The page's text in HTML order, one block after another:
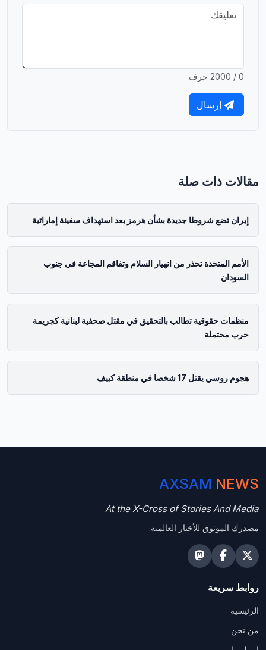
0 / 2000 حرف
إرسال
مقالات ذات صلة
إيران تضع شروطا جديدة بشأن هرمز بعد استهداف سفينة إماراتية
الأمم المتحدة تحذر من انهيار السلام وتفاقم المجاعة في جنوب
السودان
منظمات حقوقية تطالب بالتحقيق في مقتل صحفية لبنانية كجريمة
حرب محتملة
هجوم روسي يقتل 17 شخصا في منطقة كييف
AXSAM NEWS
At the X-Cross of Stories And Media
مصدرك الموثوق للأخبار العالمية.
روابط سريعة
الرئيسية
من نحن